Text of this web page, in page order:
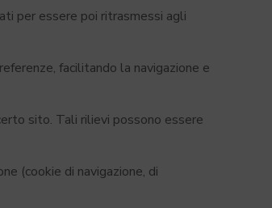
per essere poi ritrasmessi agli
facilitando la navigazione e
sito. Tali rilievi possono essere
(cookie di navigazione, di